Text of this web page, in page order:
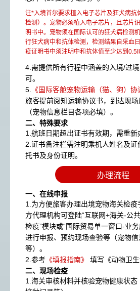
注*入境首尔要求植入电子芯片及狂犬病抗
检测）。宠物必须植入电子芯片，且芯片
明书中。宠物须在国际认可的狂犬病检测
行狂犬病中和抗体检测，检测结果自采血
疫证明书中须注明中和抗体值至少达到
4.需提供所有行程中涵盖的入境/过
可。
5.
《国际客舱宠物运输（猫、狗）协
旅客提前阅知运输协议书，到达现
（宠物信息栏目各项必填）。
二、特殊要求​
1.航班日期超出证书有效期，需重新
2.证书备注栏需注明乘机人姓名及
托书及身份证明。
办理流程
一、在线申报
1.为方便旅客办理出境宠物海关检疫
方代理机构可登陆“互联网+海关-公
检疫”模块或“国际贸易单一窗口-业
进行申报、预约现场查验等（宠物
等）。
2.参考 《填报指南》
填写《动物卫生
二、现场检疫​​
1.海关审核材料并核验宠物健康状